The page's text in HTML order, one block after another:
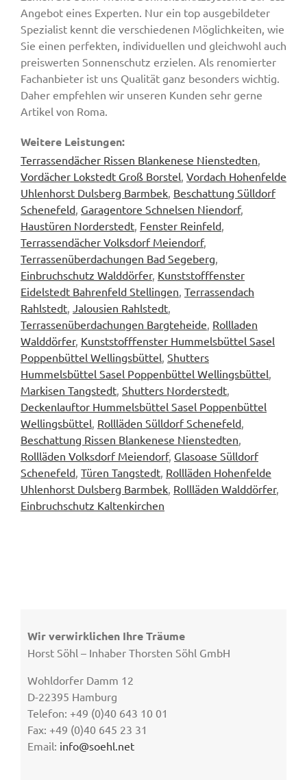
Angebot eines Experten. Nur ein top ausgebildeter
Spezialist kennt die verschiedenen Möglichkeiten, wie
Sie einen perfekten, individuellen und gleichwohl auch
preiswerten Sonnenschutz erzielen. Als renomierter
Fachanbieter ist uns Qualität ganz besonders wichtig.
Daher empfehlen wir unseren Kunden sehr gerne
Artikel von Roma.
Weitere Leistungen:
Terrassendächer Rissen Blankenese Nienstedten,
Vordächer Lokstedt Groß Borstel, Vordach Hohenfelde
Uhlenhorst Dulsberg Barmbek, Beschattung Sülldorf
Schenefeld, Garagentore Schnelsen Niendorf,
Haustüren Norderstedt, Fenster Reinfeld,
Terrassendächer Volksdorf Meiendorf,
Terrassenüberdachungen Bad Segeberg,
Einbruchschutz Walddörfer, Kunststofffenster
Eidelstedt Bahrenfeld Stellingen, Terrassendach
Rahlstedt, Jalousien Rahlstedt,
Terrassenüberdachungen Bargteheide, Rollladen
Walddörfer, Kunststofffenster Hummelsbüttel Sasel
Poppenbüttel Wellingsbüttel, Shutters
Hummelsbüttel Sasel Poppenbüttel Wellingsbüttel,
Markisen Tangstedt, Shutters Norderstedt,
Deckenlauftor Hummelsbüttel Sasel Poppenbüttel
Wellingsbüttel, Rollläden Sülldorf Schenefeld,
Beschattung Rissen Blankenese Nienstedten,
Rollläden Volksdorf Meiendorf, Glasoase Sülldorf
Schenefeld, Türen Tangstedt, Rollläden Hohenfelde
Uhlenhorst Dulsberg Barmbek, Rollläden Walddörfer,
Einbruchschutz Kaltenkirchen
Wir verwirklichen Ihre Träume
Horst Söhl – Inhaber Thorsten Söhl GmbH
Wohldorfer Damm 12
D-22395 Hamburg
Telefon: +49 (0)40 643 10 01
Fax: +49 (0)40 645 23 31
Email: info@soehl.net